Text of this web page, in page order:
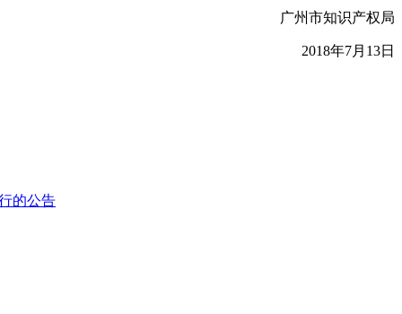
广州市知识产权局
2018年7月13日
的公告